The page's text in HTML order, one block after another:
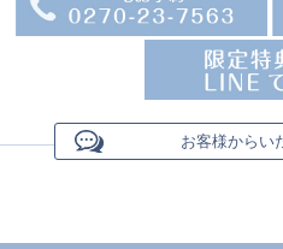
お客様からい